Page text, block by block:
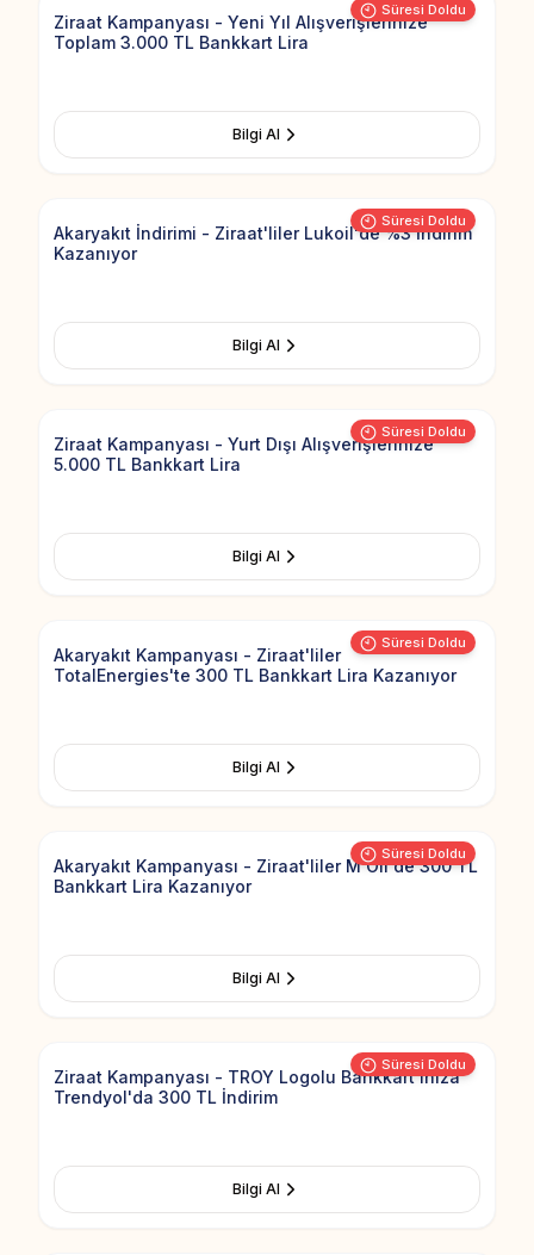
Süresi Doldu
Ziraat Kampanyası - Yeni Yıl Alışverişlerinize
Toplam 3.000 TL Bankkart Lira
Bilgi Al
Süresi Doldu
Add to
Akaryakıt İndirimi - Ziraat'liler Lukoil'de %3 İndirim
Kazanıyor
Bilgi Al
Süresi Doldu
Add to
Ziraat Kampanyası - Yurt Dışı Alışverişlerinize
5.000 TL Bankkart Lira
Bilgi Al
Süresi Doldu
Add to
Akaryakıt Kampanyası - Ziraat'liler
TotalEnergies'te 300 TL Bankkart Lira Kazanıyor
Bilgi Al
Süresi Doldu
Add to
Akaryakıt Kampanyası - Ziraat'liler M Oil'de 300 TL
Bankkart Lira Kazanıyor
Bilgi Al
Süresi Doldu
Add to
Ziraat Kampanyası - TROY Logolu Bankkart'ınıza
Trendyol'da 300 TL İndirim
Bilgi Al
Add to